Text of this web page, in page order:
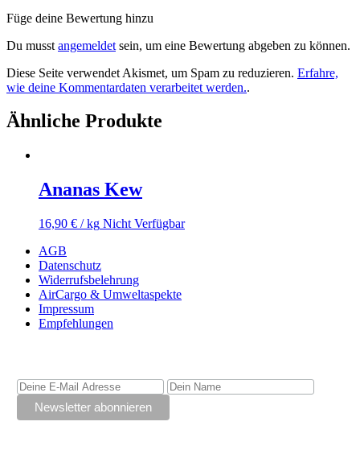
Füge deine Bewertung hinzu
Du musst angemeldet sein, um eine Bewertung abgeben zu können.
Diese Seite verwendet Akismet, um Spam zu reduzieren. Erfahre,
wie deine Kommentardaten verarbeitet werden..
Ähnliche Produkte
Ananas Kew
16,90 € / kg Nicht Verfügbar
AGB
Datenschutz
Widerrufsbelehrung
AirCargo & Umweltaspekte
Impressum
Empfehlungen